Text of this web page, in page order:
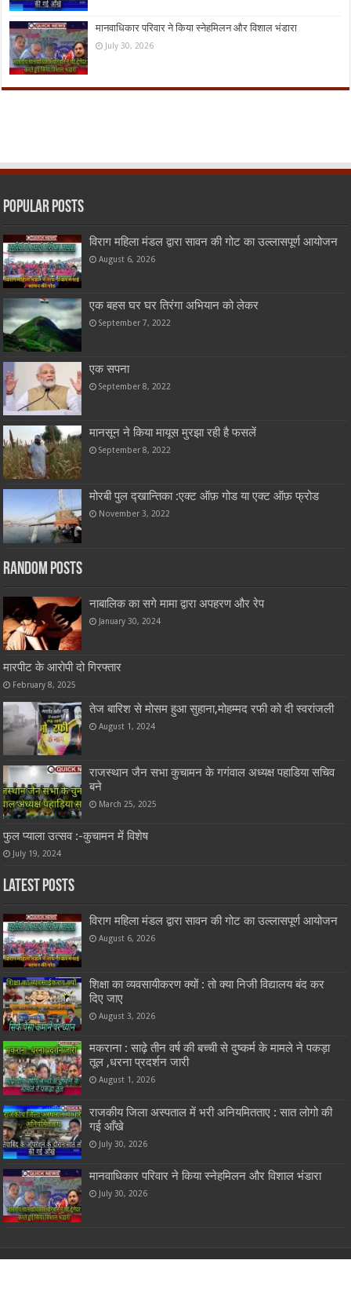
मानवाधिकार परिवार ने किया स्नेहमिलन और विशाल भंडारा
July 30, 2026
Popular Posts
विराग महिला मंडल द्वारा सावन की गोट का उल्लासपूर्ण आयोजन
August 6, 2026
एक बहस घर घर तिरंगा अभियान को लेकर
September 7, 2022
एक सपना
September 8, 2022
मानसून ने किया मायूस मुरझा रही है फसलें
September 8, 2022
मोरबी पुल द्खान्तिका :एक्ट ऑफ़ गोड या एक्ट ऑफ़ फ्रोड
November 3, 2022
Random Posts
नाबालिक का सगे मामा द्वारा अपहरण और रेप
January 30, 2024
मारपीट के आरोपी दो गिरफ्तार
तेज बारिश से मोसम हुआ सुहाना,मोहम्मद रफी को दी स्वरांजली
राजस्थान जैन सभा कुचामन के गगंवाल अध्यक्ष पहाडिया सचिव
बने
Latest Posts
August 6, 2026
दिए जाए
August 3, 2026
तूल ,धरना प्रदर्शन जारी
August 1, 2026
गई आँखे